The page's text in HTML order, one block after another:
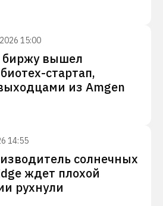
15:00
биржу вышел
стартап,
из Amgen
14:55
солнечных
ждет плохой
рухнули